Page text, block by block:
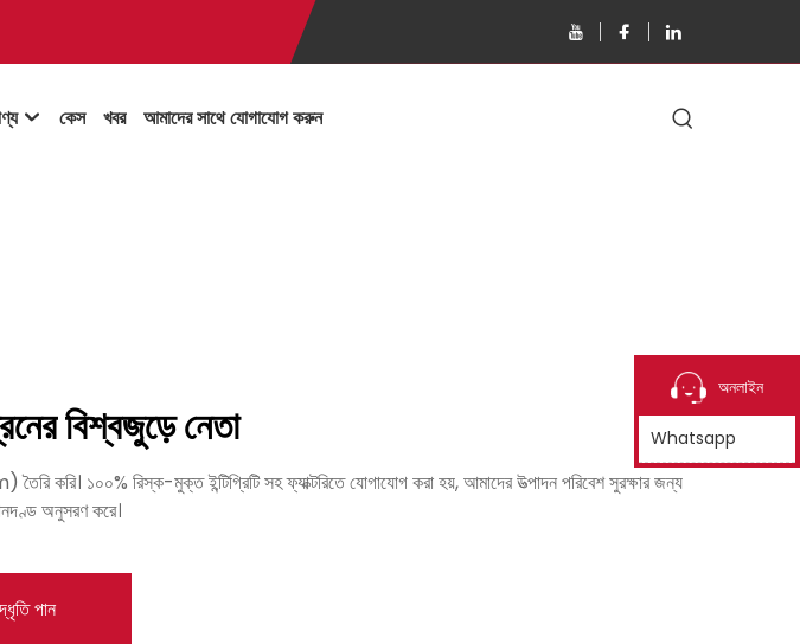
 কেস খবর আমাদের সাথে যোগাযোগ করুন
বিশ্বজুড়ে নেতা
করি। ১০০% রিস্ক-মুক্ত ইন্টিগ্রিটি সহ ফ্যাক্টরিতে যোগাযোগ করা হয়, আমাদের উত্পাদন পরিবেশ সুরক্ষার জন্য
অনুসরণ করে।
পান
অনলাইন
Whatsapp